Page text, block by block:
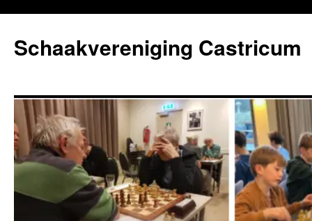
de
inhoud
Schaakvereniging Castricum